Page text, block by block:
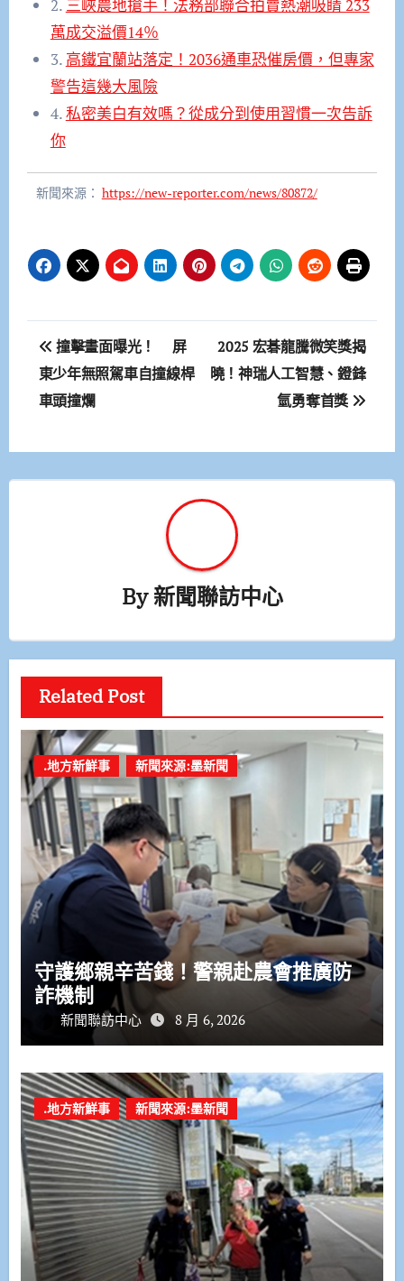
2. 三峽農地搶手！法務部聯合拍賣熱潮吸睛 233
萬成交溢價14％
3. 高鐵宜蘭站落定！2036通車恐催房價，但專家
警告這幾大風險
4.私密美白有效嗎？從成分到使用習慣一次告訴
你
新聞來源： https://new-reporter.com/news/80872/
文
章
導
覽
撞擊畫面曝光！ 屏
東少年無照駕車自撞線桿
車頭撞爛
2025 宏碁龍騰微笑獎揭
曉！神瑞人工智慧、鐙鋒
氫勇奪首獎
By新聞聯訪中心
Related Post
.地方新鮮事 新聞來源:墨新聞
守護鄉親辛苦錢！警親赴農會推廣防
詐機制
新聞聯訪中心 8 月 6, 2026
.地方新鮮事 新聞來源:墨新聞